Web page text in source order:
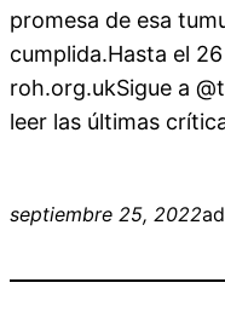
promesa de esa
cumplida.Hasta el
roh.org.ukSigue a
leer las últimas
septiembre 25, 2022